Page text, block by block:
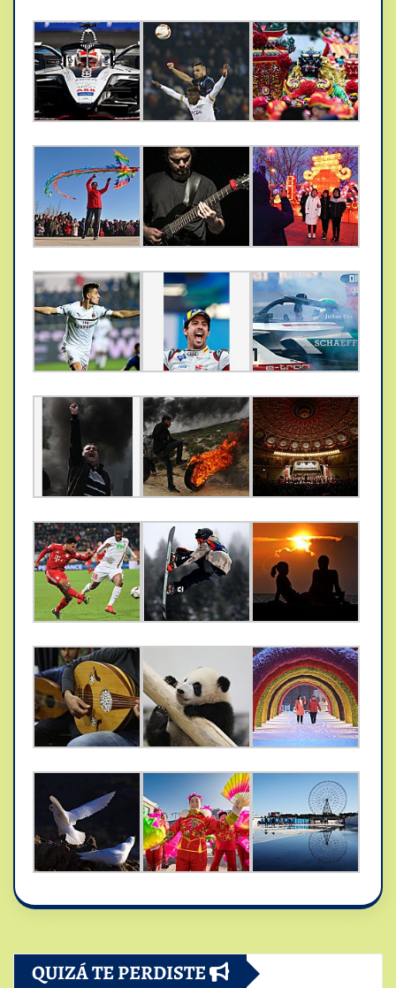
QUIZÁ TE PERDISTE